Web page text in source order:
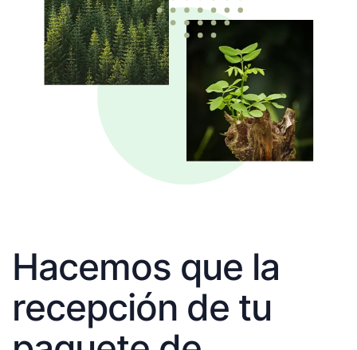
Hacemos que la
recepción de tu